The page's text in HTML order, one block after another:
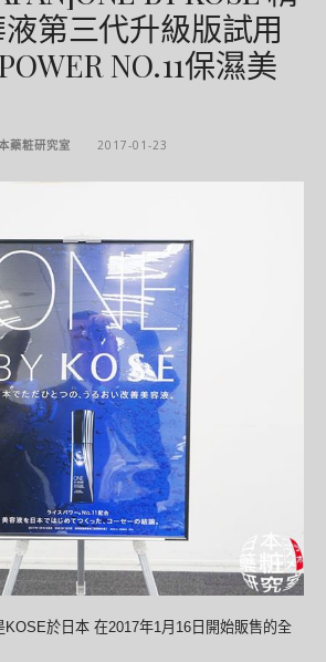
第三代升級版試用
NO.11保濕美
藥粧研究室 2017-01-23
於日本 在2017年1月16日開始販售的全